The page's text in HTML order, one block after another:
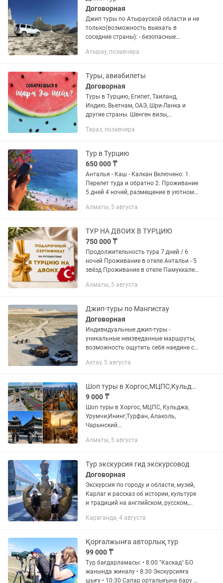
Договорная
Джип туры по Атырауской области и не
только(возможность выехать в
соседние страны): - безопасные
индивидуальный подход - большой
Атырау, позавчера
Туры, авиабилеты
Договорная
Туры в Турцию, Египет, Таиланд,
Индию, Вьетнам, ОАЭ, Шри-Ланка и
другие страны. Шенген визы,
рассрочка и кредит.
Тараз, позавчера
Тур в Турцию
650 000 ₸
Анталья - Каш - Калкан Включено: 1.
Перелет туда и обратно 2. Проживание
5 дней 4 ночей, размещение в уютном
Атмосферный Каш-Калкан 5. Морская
Алматы, 5 августа
ТУР НА ДВОИХ В ТУРЦИЮ
750 000 ₸
Продолжительность тура 7 дней / 6
ночей Проживание в отеле Антальи - 5
звёзд Проживание в отеле Памуккале -
Каппадокии -4,5 звёзд Питание-
Алматы, 5 августа
Джип-туры по Мангистау
Договорная
Индивидуальные джип-туры -
уникальные неизведанные маршруты,
возможность ощутить себя наедине с
называют музеем под открытым
сохранены...
Актау, 5 августа
Шоп туры в Хоргос,МЦПС,Кульджа, Урумчи,Турфан,Кашгар.Чарын.Тур.Khorgos.
9 000 ₸
Шоп туры в Хоргос, МЦПС, Кульджа,
Урумчи,Ининг,Турфан, Алаколь,
Чарынский
Иссык-куль. МЦПС : 9000 в одну
входит: поездка туда и...
Алматы, 5 августа
Тур экскурсия гид экскурсовод
Договорная
Экскурсия по городу и области, музей,
Карлаг и рассказ об истории, культуре
и традиций на английском, русском,
Возможны и др языки. С гидом или без
Караганда, 4 августа
Қорғалжынға авторлық тур
99 000 ₸
Тур бағдарламасы: • 8:00 "Каскад" БО
жанында жиналу • 8:30 Экскурсияға
шығу • 10:30 Сапар орталығына бару •